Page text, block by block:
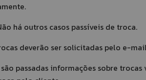
há outros casos passíveis de troca.
deverão ser solicitadas pelo e-mail
passadas informações sobre